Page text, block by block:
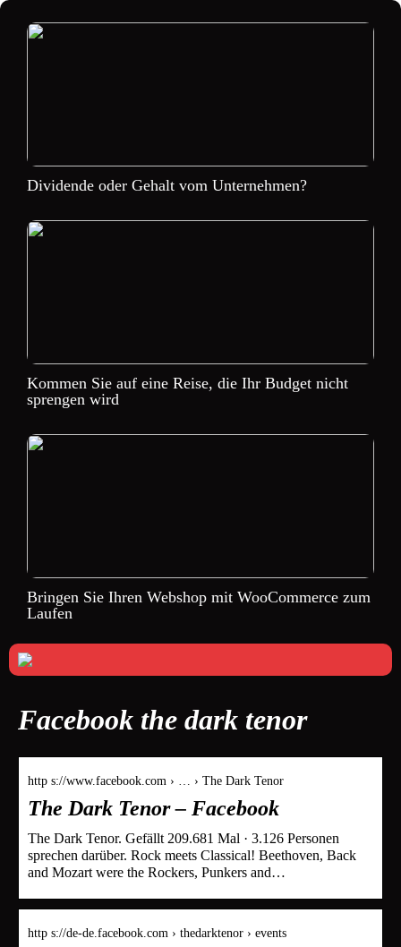
Dividende oder Gehalt vom Unternehmen?
Kommen Sie auf eine Reise, die Ihr Budget nicht
sprengen wird
Bringen Sie Ihren Webshop mit WooCommerce zum
Laufen
Facebook the dark tenor
http s://www.facebook.com › … › The Dark Tenor
The Dark Tenor – Facebook
The Dark Tenor. Gefällt 209.681 Mal · 3.126 Personen
sprechen darüber. Rock meets Classical! Beethoven, Back
and Mozart were the Rockers, Punkers and…
http s://de-de.facebook.com › thedarktenor › events